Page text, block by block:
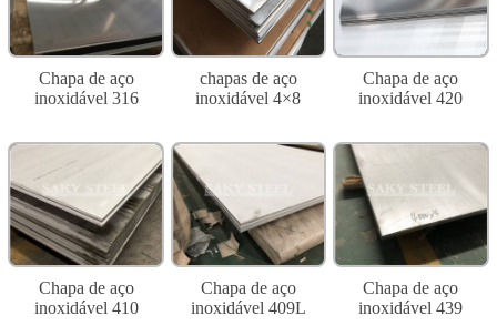
Chapa de aço
inoxidável 316
chapas de aço
inoxidável 4×8
Chapa de aço
inoxidável 420
Chapa de aço
inoxidável 410
Chapa de aço
inoxidável 409L
Chapa de aço
inoxidável 439